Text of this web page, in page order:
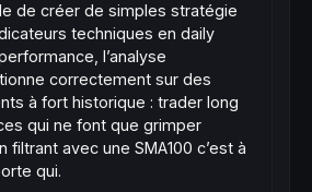
de créer de simples stratégie
techniques en daily
l’analyse
correctement sur des
à fort historique : trader long
qui ne font que grimper
filtrant avec une SMA100 c’est à
qui.